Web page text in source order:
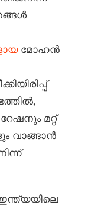
മോഹൻ
മറ്റ്
വാങ്ങാൻ